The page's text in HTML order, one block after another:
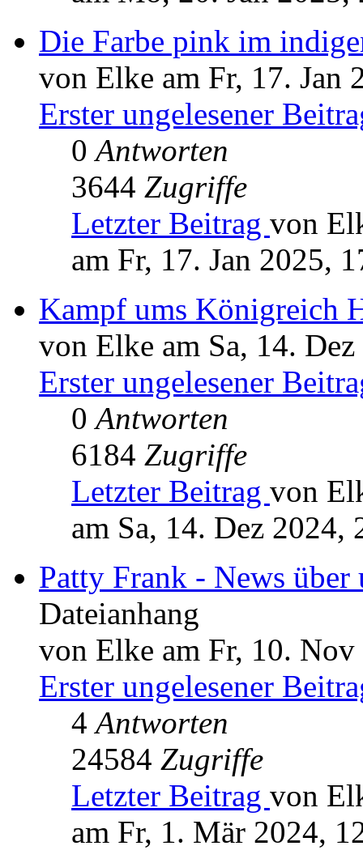
Die Farbe pink im
von Elke am Fr, 17. Jan
Erster ungelesener
0Antworten
3644 Zugriffe
Letzter Beitrag von
am Fr, 17. Jan 2025,
Kampf ums Königreich
von Elke am Sa, 14.
Erster ungelesener
0Antworten
6184 Zugriffe
Letzter Beitrag von
am Sa, 14. Dez 2024,
Patty Frank - News
Dateianhang
von Elke am Fr, 10.
Erster ungelesener
4Antworten
24584 Zugriffe
Letzter Beitrag von
am Fr, 1. Mär 2024,